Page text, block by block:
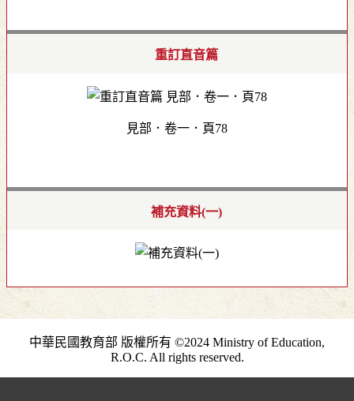
重訂直音篇
見部．卷一．頁78
補充資料(一)
中華民國教育部 版權所有 ©2024 Ministry of Education,
R.O.C. All rights reserved.